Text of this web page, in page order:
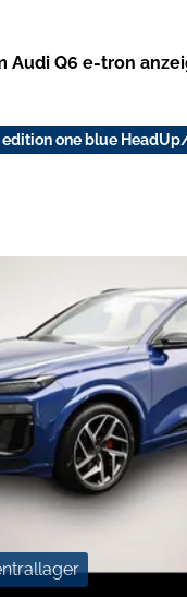
Audi Q6 e-tron
edition one blue